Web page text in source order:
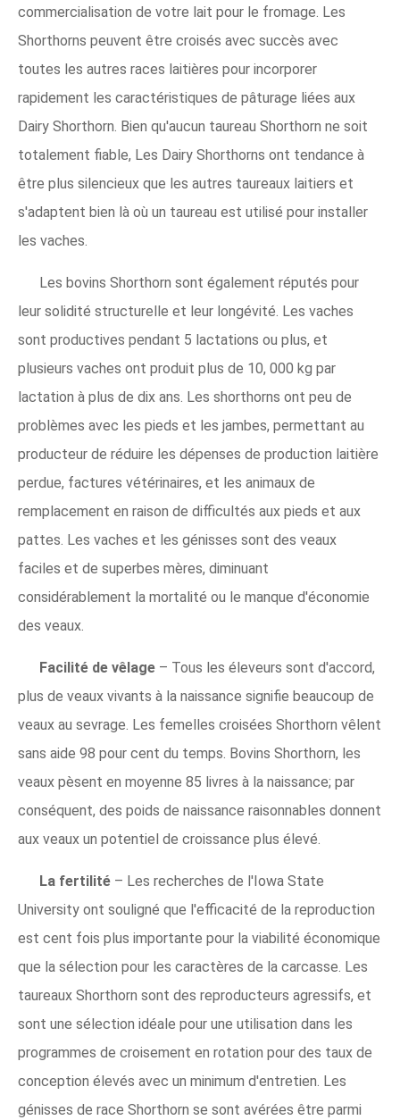
commercialisation de votre lait pour le fromage. Les
Shorthorns peuvent être croisés avec succès avec
toutes les autres races laitières pour incorporer
rapidement les caractéristiques de pâturage liées aux
Dairy Shorthorn. Bien qu'aucun taureau Shorthorn ne soit
totalement fiable, Les Dairy Shorthorns ont tendance à
être plus silencieux que les autres taureaux laitiers et
s'adaptent bien là où un taureau est utilisé pour installer
les vaches.
Les bovins Shorthorn sont également réputés pour
leur solidité structurelle et leur longévité. Les vaches
sont productives pendant 5 lactations ou plus, et
plusieurs vaches ont produit plus de 10, 000 kg par
lactation à plus de dix ans. Les shorthorns ont peu de
problèmes avec les pieds et les jambes, permettant au
producteur de réduire les dépenses de production laitière
perdue, factures vétérinaires, et les animaux de
remplacement en raison de difficultés aux pieds et aux
pattes. Les vaches et les génisses sont des veaux
faciles et de superbes mères, diminuant
considérablement la mortalité ou le manque d'économie
des veaux.
Facilité de vêlage – Tous les éleveurs sont d'accord,
plus de veaux vivants à la naissance signifie beaucoup de
veaux au sevrage. Les femelles croisées Shorthorn vêlent
sans aide 98 pour cent du temps. Bovins Shorthorn, les
veaux pèsent en moyenne 85 livres à la naissance; par
conséquent, des poids de naissance raisonnables donnent
aux veaux un potentiel de croissance plus élevé.
La fertilité – Les recherches de l'Iowa State
University ont souligné que l'efficacité de la reproduction
est cent fois plus importante pour la viabilité économique
que la sélection pour les caractères de la carcasse. Les
taureaux Shorthorn sont des reproducteurs agressifs, et
sont une sélection idéale pour une utilisation dans les
programmes de croisement en rotation pour des taux de
conception élevés avec un minimum d'entretien. Les
génisses de race Shorthorn se sont avérées être parmi